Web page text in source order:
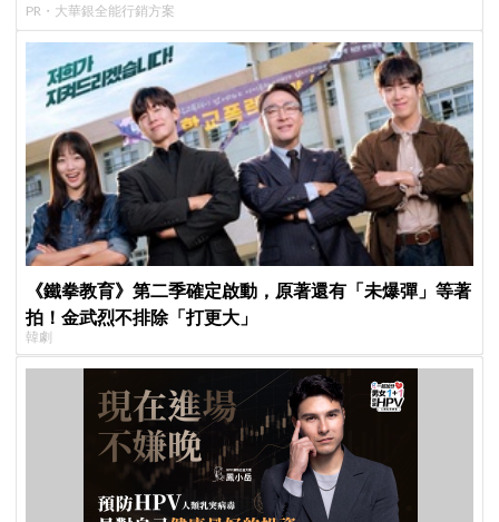
PR・大華銀全能行銷方案
《鐵拳教育》第二季確定啟動，原著還有「未爆彈」等著
拍！金武烈不排除「打更大」
韓劇